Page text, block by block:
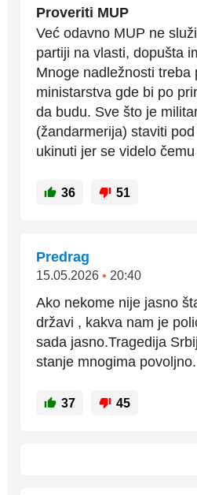
Proveriti MUP
Već odavno MUP ne
partiji na vlasti, dopušta
Mnoge nadležnosti treba
ministarstva gde bi po
da budu. Sve što je
(žandarmerija) staviti
ukinuti jer se videlo
36 51
Predrag
15.05.2026 • 20:40
Ako nekome nije jasno
državi , kakva nam je
sada jasno.Tragedija
stanje mnogima povoljno.
37 45